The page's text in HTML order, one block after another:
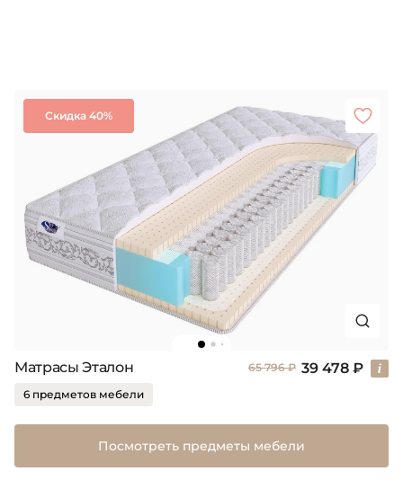
Скидка 40%
Матрасы Эталон 65 796 ₽ 39 478 ₽
6 предметов мебели
Посмотреть предметы мебели